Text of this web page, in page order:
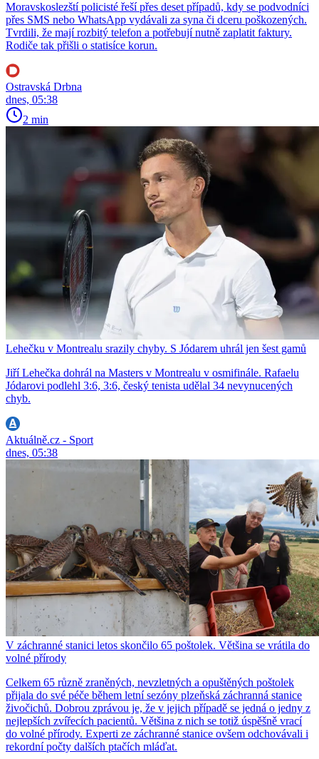
Moravskoslezští policisté řeší přes deset případů, kdy se podvodníci
přes SMS nebo WhatsApp vydávali za syna či dceru poškozených.
Tvrdili, že mají rozbitý telefon a potřebují nutně zaplatit faktury.
Rodiče tak přišli o statisíce korun.
Ostravská Drbna
dnes, 05:38
2 min
Lehečku v Montrealu srazily chyby. S Jódarem uhrál jen šest gamů
Jiří Lehečka dohrál na Masters v Montrealu v osmifinále. Rafaelu
Jódarovi podlehl 3:6, 3:6, český tenista udělal 34 nevynucených
chyb.
Aktuálně.cz - Sport
dnes, 05:38
V záchranné stanici letos skončilo 65 poštolek. Většina se vrátila do
volné přírody
Celkem 65 různě zraněných, nevzletných a opuštěných poštolek
přijala do své péče během letní sezóny plzeňská záchranná stanice
živočichů. Dobrou zprávou je, že v jejich případě se jedná o jedny z
nejlepších zvířecích pacientů. Většina z nich se totiž úspěšně vrací
do volné přírody. Experti ze záchranné stanice ovšem odchovávali i
rekordní počty dalších ptačích mláďat.